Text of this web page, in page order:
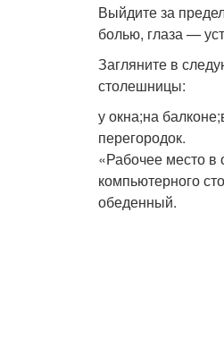
Выйдите за
болью, глаза —
Загляните в
столешницы:
у окна;на
перегородок.
«Рабочее место
компьютерного
обеденный.